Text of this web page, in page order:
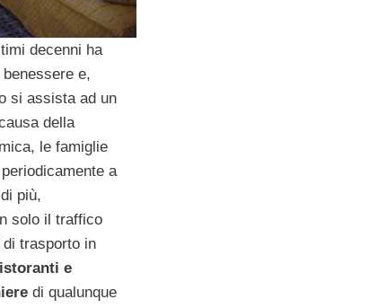
decenni ha
e,
si assista ad un
della
le famiglie
a
più,
solo il traffico
trasporto in
e
di qualunque